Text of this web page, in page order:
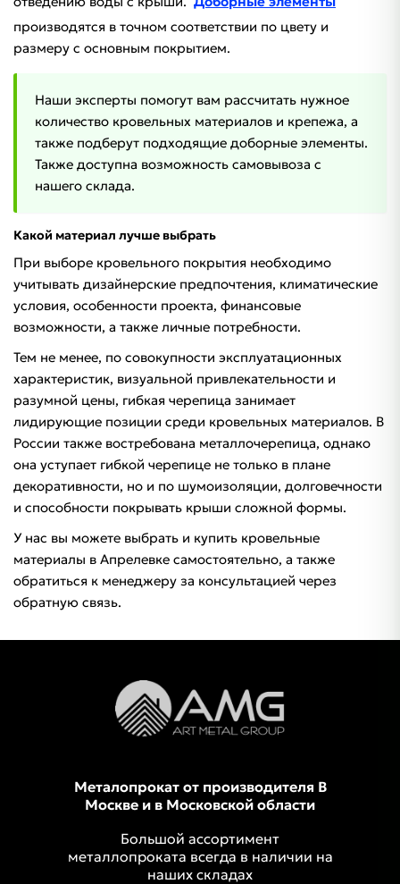
производятся в точном соответствии по цвету и
размеру с основным покрытием.
Наши эксперты помогут вам рассчитать нужное
количество кровельных материалов и крепежа, а
также подберут подходящие доборные элементы.
Также доступна возможность самовывоза с
нашего склада.
Какой материал лучше выбрать
При выборе кровельного покрытия необходимо
учитывать дизайнерские предпочтения, климатические
условия, особенности проекта, финансовые
возможности, а также личные потребности.
Тем не менее, по совокупности эксплуатационных
характеристик, визуальной привлекательности и
разумной цены, гибкая черепица занимает
лидирующие позиции среди кровельных материалов. В
России также востребована металлочерепица, однако
она уступает гибкой черепице не только в плане
декоративности, но и по шумоизоляции, долговечности
и способности покрывать крыши сложной формы.
У нас вы можете выбрать и купить кровельные
материалы в Апрелевке самостоятельно, а также
обратиться к менеджеру за консультацией через
обратную связь.
Металопрокат от производителя В
Москве и в Московской области
Большой ассортимент
металлопроката всегда в наличии на
наших складах